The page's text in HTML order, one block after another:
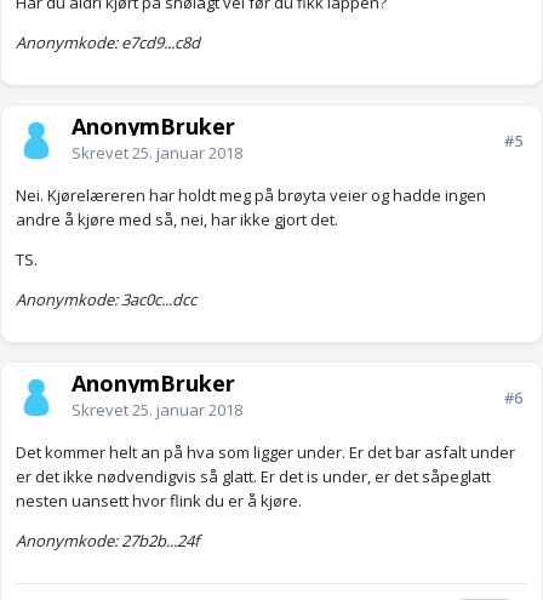
Anonymkode: e7cd9...c8d
AnonymBruker
Skrevet25. januar 2018
#5
Nei. Kjørelæreren har holdt meg på brøyta veier og hadde ingen
andre å kjøre med så, nei, har ikke gjort det.
TS.
Anonymkode: 3ac0c...dcc
AnonymBruker
Skrevet25. januar 2018
#6
Det kommer helt an på hva som ligger under. Er det bar asfalt under
er det ikke nødvendigvis så glatt. Er det is under, er det såpeglatt
nesten uansett hvor flink du er å kjøre.
Anonymkode: 27b2b...24f